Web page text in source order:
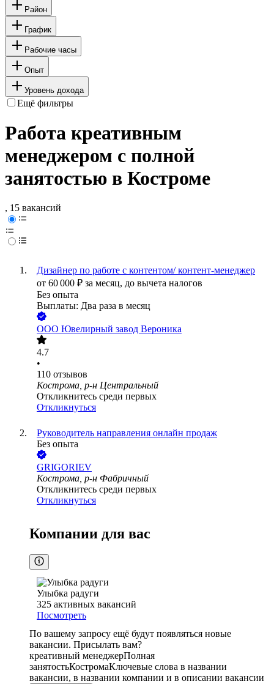
Район
График
Рабочие часы
Опыт
Уровень дохода
Ещё фильтры
Работа креативным
менеджером с полной
занятостью в Костроме
, 15 вакансий
Дизайнер по работе с контентом/ контент-менеджер
от 60 000 ₽ за месяц, до вычета налогов
Без опыта
Выплаты: Два раза в месяц
ООО Ювелирный завод Вероника
4.7
•
110 отзывов
Кострома, р-н Центральный
Откликнитесь среди первых
Откликнуться
Руководитель направления онлайн продаж
Без опыта
GRIGORIEV
Кострома, р-н Фабричный
Откликнитесь среди первых
Откликнуться
Компании для вас
Улыбка радуги
325 активных вакансий
Посмотреть
По вашему запросу ещё будут появляться новые
вакансии. Присылать вам?
креативный менеджерПолная
занятостьКостромаКлючевые слова в названии
вакансии, в названии компании и в описании вакансии